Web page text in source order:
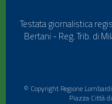
Testata giornalistica
Bertani - Reg. Trib. di
© Copyright Regione
Piazza Città